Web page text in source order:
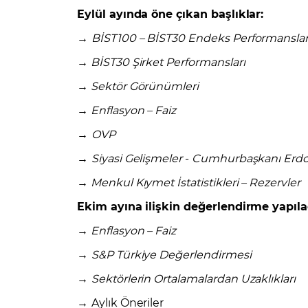
Borsa Nedir Model Portföy
İŞLEM PLATFORMLARI
GCM Trader Eğitim Videoları
Sorularla Borsa Finans Sözlüğü
Yurt Dışı Bilanço Takvimi Yurt İçi
Yasal Bildirimler Para Güvenliği ve
Eylül ayında öne çıkan başlıklar:
→ BİST100 – BİST30 Endeks
→ BİST30 Şirket Performansları
→ Sektör Görünümleri
→ Enflasyon – Faiz
→ OVP
→ Siyasi Gelişmeler- Cumhurbaşkanı
→ Menkul Kıymet İstatistikleri – Rezervler
Ekim ayına ilişkin değerlendirme
→ Enflasyon – Faiz
→ S&P Türkiye Değerlendirmesi
→ Sektörlerin Ortalamalardan Uzaklıkları
→ Aylık Öneriler